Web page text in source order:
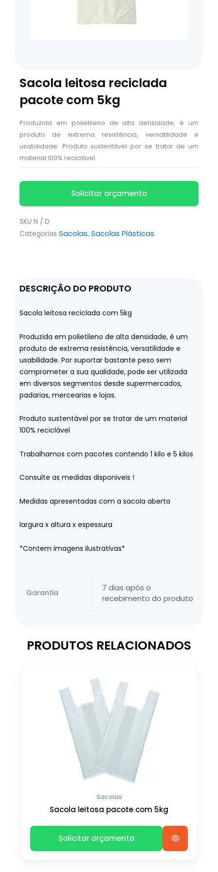
Sacola leitosa reciclada
pacote com 5kg
Produzida em polietileno de alta densidade, é um
produto de extrema resistência, versatilidade e
usabilidade. Produto sustentável por se tratar de um
material 100% reciclável.
Solicitar orçamento
SKU N / D
Categorias Sacolas, Sacolas Plásticas
DESCRIÇÃO DO PRODUTO
Sacola leitosa reciclada com 5kg
Produzida em polietileno de alta densidade, é um
produto de extrema resistência, versatilidade e
usabilidade. Por suportar bastante peso sem
comprometer a sua qualidade, pode ser utilizada
em diversos segmentos desde supermercados,
padarias, mercearias e lojas.
Produto sustentável por se tratar de um material
100% reciclável
Trabalhamos com pacotes contendo 1 kilo e 5 kilos
Consulte as medidas disponiveis !
Medidas apresentadas com a sacola aberta
largura x altura x espessura
*Contem imagens ilustrativas*
Garantia
7 dias após o
recebimento do produto
PRODUTOS RELACIONADOS
Sacolas
Sacola leitosa pacote com 5kg
Solicitar orçamento